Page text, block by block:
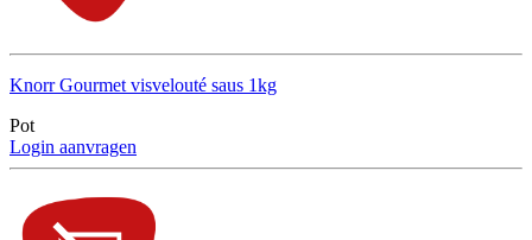
Knorr Gourmet visvelouté saus 1kg
Pot
Login aanvragen